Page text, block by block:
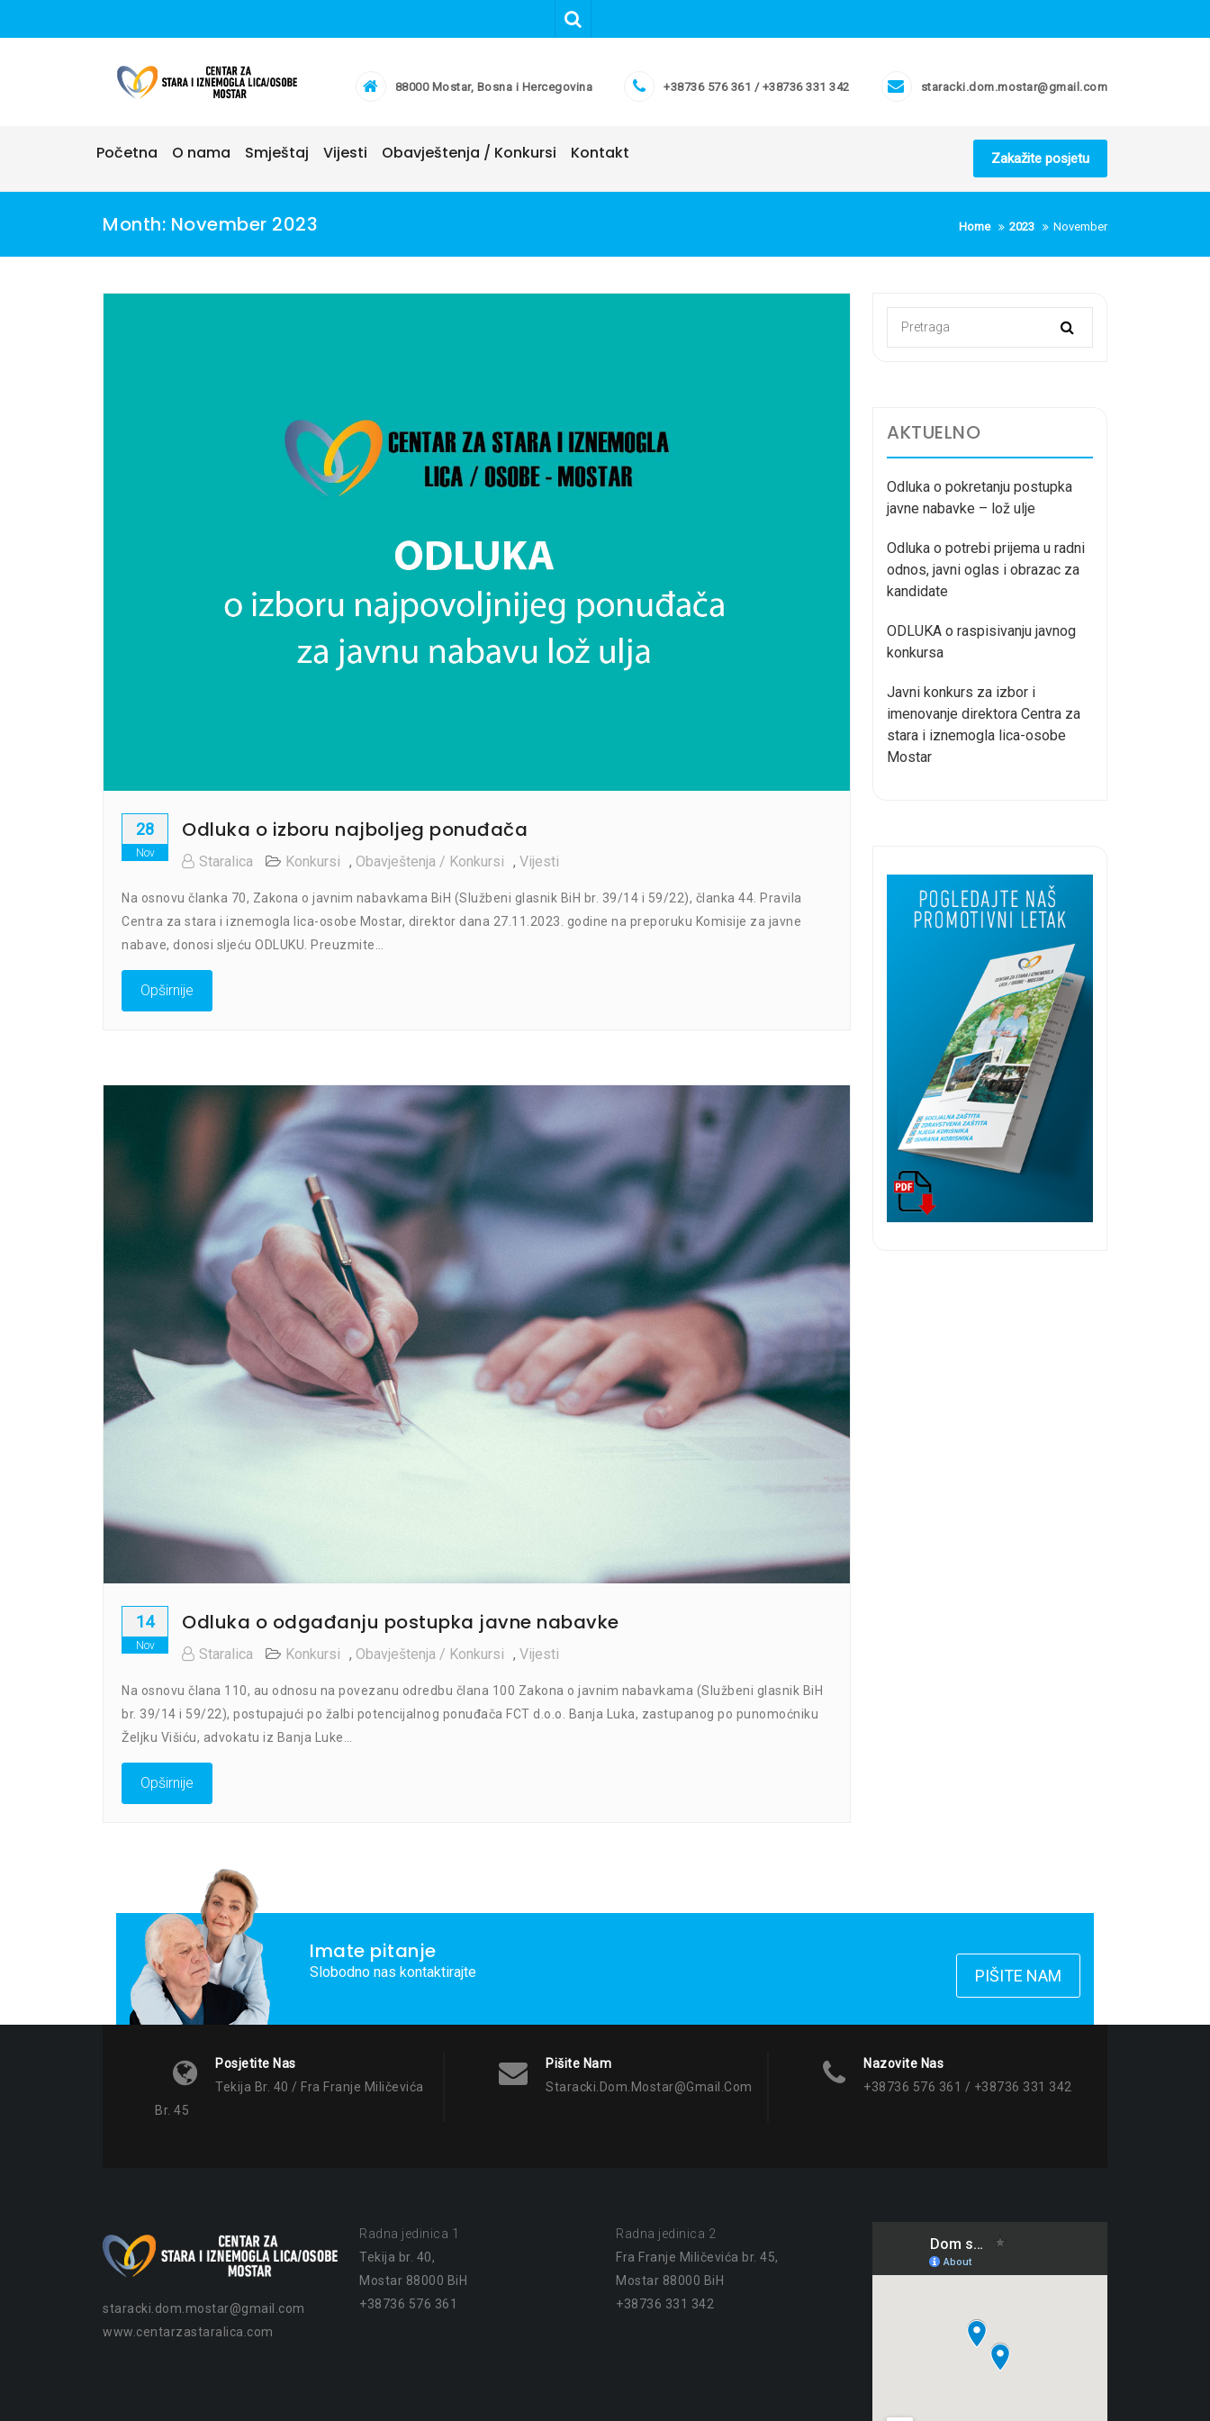
88000 Mostar, Bosna i Hercegovina +38736 576 361 / +38736 331 342 staracki.dom.mostar@gmail.com
Početna O nama Smještaj Vijesti Obavještenja / Konkursi Kontakt Zakažite posjetu
Month: November 2023 Home 2023 November
28
Nov
Odluka o izboru najboljeg ponuđača
Staralica Konkursi , Obavještenja / Konkursi , Vijesti
Na osnovu članka 70, Zakona o javnim nabavkama BiH (Službeni glasnik BiH br. 39/14 i 59/22), članka 44. Pravila
Centra za stara i iznemogla lica-osobe Mostar, direktor dana 27.11.2023. godine na preporuku Komisije za javne
nabave, donosi sljeću ODLUKU. Preuzmite…
Opširnije
14
Nov
Odluka o odgađanju postupka javne nabavke
Staralica Konkursi , Obavještenja / Konkursi , Vijesti
Na osnovu člana 110, au odnosu na povezanu odredbu člana 100 Zakona o javnim nabavkama (Službeni glasnik BiH
br. 39/14 i 59/22), postupajući po žalbi potencijalnog ponuđača FCT d.o.o. Banja Luka, zastupanog po punomoćniku
Željku Višiću, advokatu iz Banja Luke…
Opširnije
AKTUELNO
Odluka o pokretanju postupka
javne nabavke – lož ulje
Odluka o potrebi prijema u radni
odnos, javni oglas i obrazac za
kandidate
ODLUKA o raspisivanju javnog
konkursa
Javni konkurs za izbor i
imenovanje direktora Centra za
stara i iznemogla lica-osobe
Mostar
Imate pitanje
Slobodno nas kontaktirajte PIŠITE NAM
Posjetite Nas
Tekija Br. 40 / Fra Franje Miličevića
Br. 45
Pišite Nam
Staracki.dom.mostar@gmail.com
Nazovite Nas
+38736 576 361 / +38736 331 342
staracki.dom.mostar@gmail.com
www.centarzastaralica.com
Radna jedinica 1
Tekija br. 40,
Mostar 88000 BiH
+38736 576 361
Radna jedinica 2
Fra Franje Miličevića br. 45,
Mostar 88000 BiH
+38736 331 342